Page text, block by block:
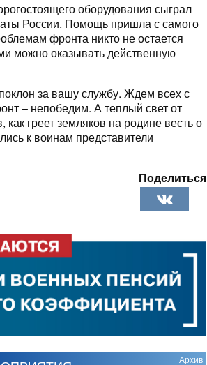
оборудования сыграл
России. Помощь пришла с самого
фронта никто не остается
можно оказывать действенную
за вашу службу. Ждем всех с
– непобедим. А теплый свет от
как греет земляков на родине весть о
к воинам представители
Поделиться
Архив